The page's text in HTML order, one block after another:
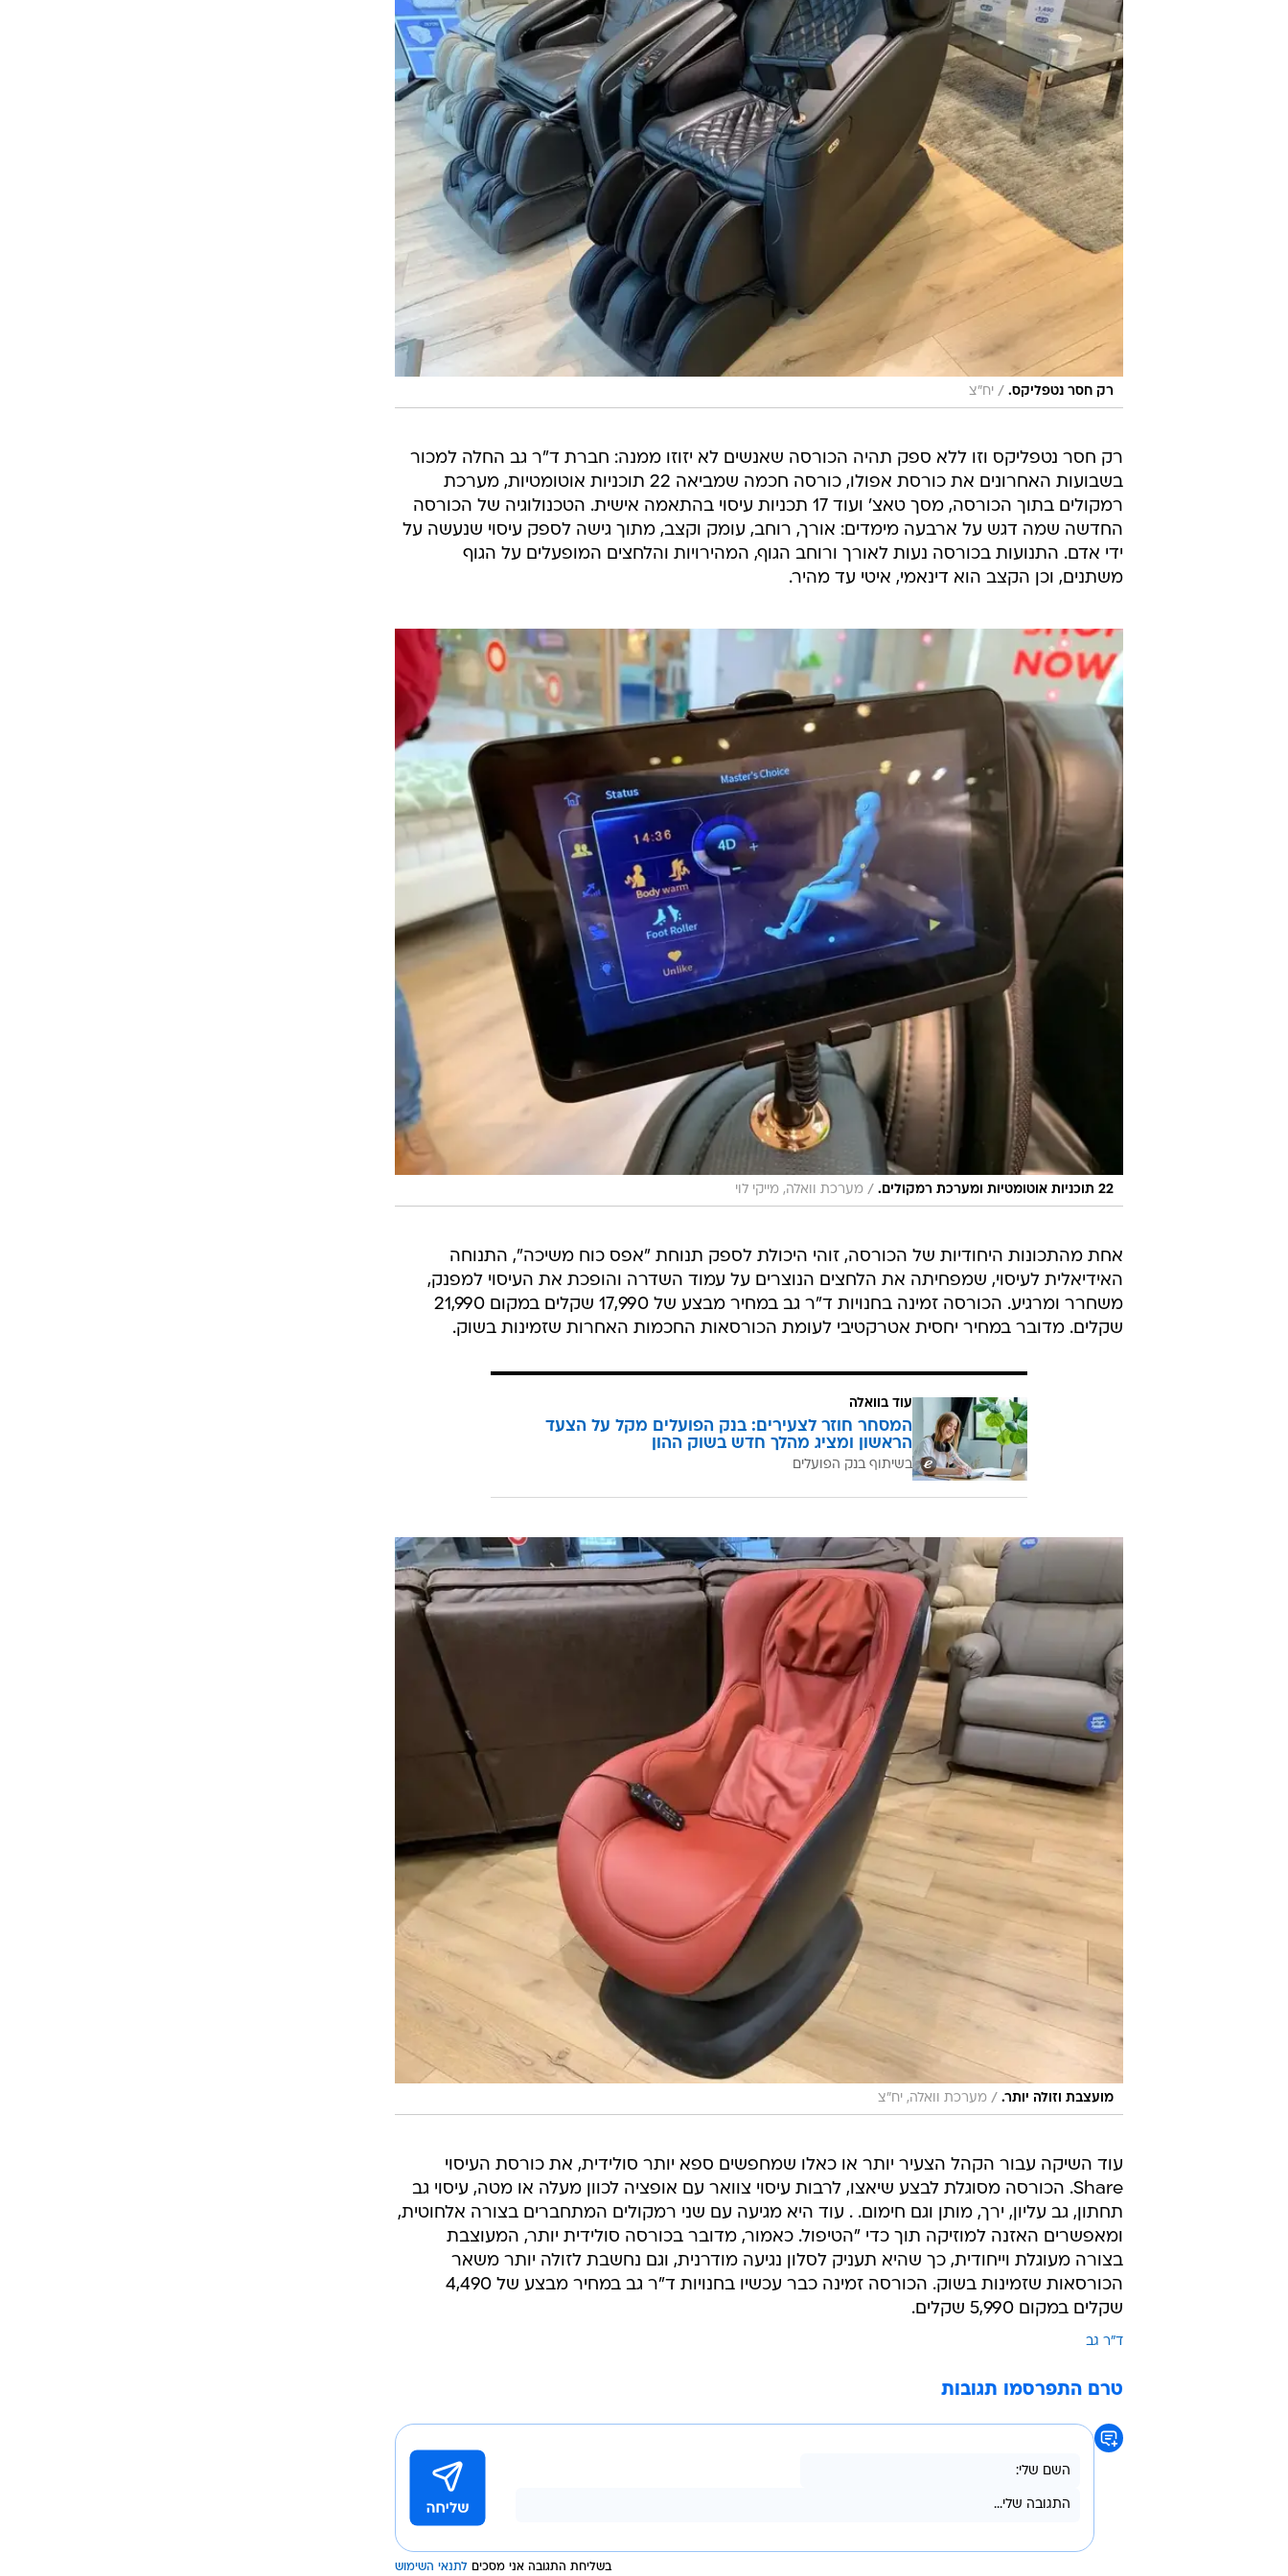
רק חסר נטפליקס. / יח"צ
רק חסר נטפליקס וזו ללא ספק תהיה הכורסה שאנשים לא יזוזו ממנה: חברת ד"ר גב החלה למכור
בשבועות האחרונים את כורסת אפולו, כורסה חכמה שמביאה 22 תוכניות אוטומטיות, מערכת
רמקולים בתוך הכורסה, מסך טאצ' ועוד 17 תכניות עיסוי בהתאמה אישית. הטכנולוגיה של הכורסה
החדשה שמה דגש על ארבעה מימדים: אורך, רוחב, עומק וקצב, מתוך גישה לספק עיסוי שנעשה על
ידי אדם. התנועות בכורסה נעות לאורך ורוחב הגוף, המהירויות והלחצים המופעלים על הגוף
משתנים, וכן הקצב הוא דינאמי, איטי עד מהיר.
22 תוכניות אוטומטיות ומערכת רמקולים. / מערכת וואלה, מייקי לוי
אחת מהתכונות היחודיות של הכורסה, זוהי היכולת לספק תנוחת "אפס כוח משיכה", התנוחה
האידיאלית לעיסוי, שמפחיתה את הלחצים הנוצרים על עמוד השדרה והופכת את העיסוי למפנק,
משחרר ומרגיע. הכורסה זמינה בחנויות ד"ר גב במחיר מבצע של 17,990 שקלים במקום 21,990
שקלים. מדובר במחיר יחסית אטרקטיבי לעומת הכורסאות החכמות האחרות שזמינות בשוק.
עוד בוואלה
המסחר חוזר לצעירים: בנק הפועלים מקל על הצעד
הראשון ומציג מהלך חדש בשוק ההון
בשיתוף בנק הפועלים
מועצבת וזולה יותר. / מערכת וואלה, יח"צ
עוד השיקה עבור הקהל הצעיר יותר או כאלו שמחפשים ספא יותר סולידית, את כורסת העיסוי
Share. הכורסה מסוגלת לבצע שיאצו, לרבות עיסוי צוואר עם אופציה לכוון מעלה או מטה, עיסוי גב
תחתון, גב עליון, ירך, מותן וגם חימום. . עוד היא מגיעה עם שני רמקולים המתחברים בצורה אלחוטית,
ומאפשרים האזנה למוזיקה תוך כדי "הטיפול. כאמור, מדובר בכורסה סולידית יותר, המעוצבת
בצורה מעוגלת וייחודית, כך שהיא תעניק לסלון נגיעה מודרנית, וגם נחשבת לזולה יותר משאר
הכורסאות שזמינות בשוק. הכורסה זמינה כבר עכשיו בחנויות ד"ר גב במחיר מבצע של 4,490
שקלים במקום 5,990 שקלים.
ד"ר גב
טרם התפרסמו תגובות
בשליחת התגובה אני מסכים לתנאי השימוש